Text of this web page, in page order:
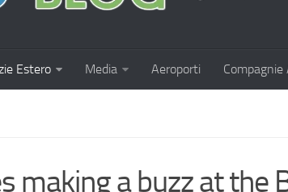
Estero Media Aeroporti Compagnie
making a buzz at the